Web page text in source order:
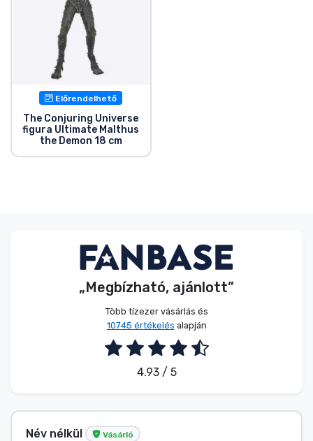
Előrendelhető
The Conjuring Universe
figura Ultimate Malthus
the Demon 18 cm
„Megbízható, ajánlott”
Több tízezer vásárlás és
10745 értékelés alapján
4.93 / 5
Név nélkül Vásárló